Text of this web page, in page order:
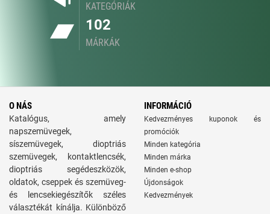
KATEGÓRIÁK
102
MÁRKÁK
O NÁS
Katalógus, amely
napszemüvegek,
síszemüvegek, dioptriás
szemüvegek, kontaktlencsék,
dioptriás segédeszközök,
oldatok, cseppek és szemüveg-
és lencsekiegészítők széles
választékát kínálja. Különböző
INFORMÁCIÓ
Kedvezményes kuponok és
promóciók
Minden kategória
Minden márka
Minden e-shop
Újdonságok
Kedvezmények